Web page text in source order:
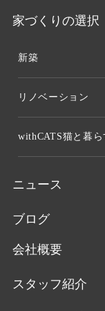
家づくりの選択
新築
リノベーション
withCATS猫と暮
ニュース
ブログ
会社概要
スタッフ紹介